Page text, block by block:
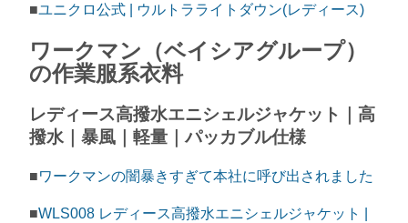
■ユニクロ公式 | ウルトラライトダウン(レディース)
ワークマン（ベイシアグループ）
の作業服系衣料
レディース高撥水エニシェルジャケット｜高
撥水｜暴風｜軽量｜パッカブル仕様
■ワークマンの闇暴きすぎて本社に呼び出されました
■WLS008 レディース高撥水エニシェルジャケット |